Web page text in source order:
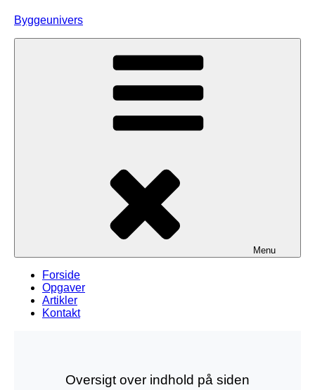
Skip
Byggeunivers
Menu
Forside
Opgaver
Artikler
Kontakt
Oversigt over indhold på siden